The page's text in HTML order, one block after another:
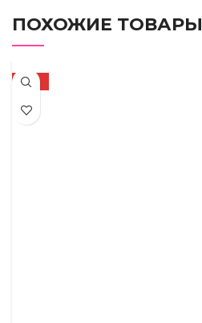
ПОХОЖИЕ ТОВАРЫ
-10%